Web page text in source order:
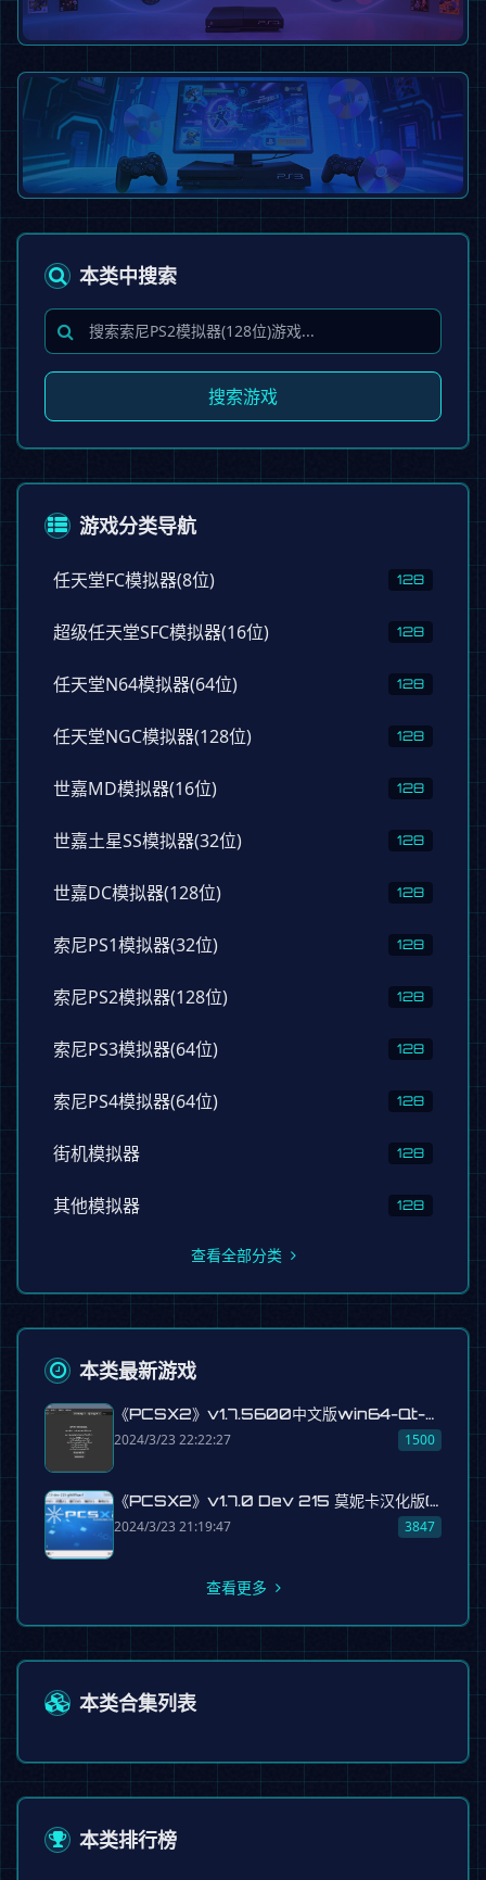
包含上百套主机掌机全集，一次下载全部拥有
查看合集
PS3模拟器《RPCS3》最新版发
布
支持4K高清渲染，完美兼容所有游戏
立即下载
本类中搜索
搜索游戏
游戏分类导航
任天堂FC模拟器(8位) 128
超级任天堂SFC模拟器(16位) 128
任天堂N64模拟器(64位) 128
任天堂NGC模拟器(128位) 128
世嘉MD模拟器(16位) 128
世嘉土星SS模拟器(32位) 128
世嘉DC模拟器(128位) 128
索尼PS1模拟器(32位) 128
索尼PS2模拟器(128位) 128
索尼PS3模拟器(64位) 128
索尼PS4模拟器(64位) 128
街机模拟器 128
其他模拟器 128
查看全部分类
本类最新游戏
《PCSX2》v1.7.5600中文版win64-Qt-含bios
2024/3/23 22:22:27
1500
《PCSX2》v1.7.0 Dev 215 莫妮卡汉化版(含所有BIOS)
2024/3/23 21:19:47
3847
查看更多
本类合集列表
本类排行榜